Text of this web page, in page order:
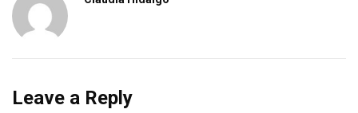
Leave a Reply